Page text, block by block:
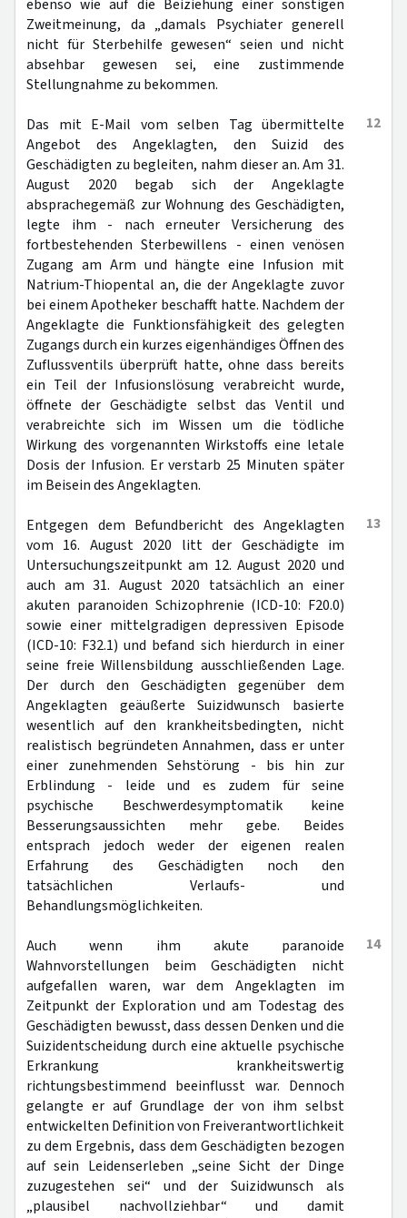
ebenso wie auf die Beiziehung einer sonstigen
Zweitmeinung, da „damals Psychiater generell
nicht für Sterbehilfe gewesen“ seien und nicht
absehbar gewesen sei, eine zustimmende
Stellungnahme zu bekommen.
12
Das mit E-Mail vom selben Tag übermittelte
Angebot des Angeklagten, den Suizid des
Geschädigten zu begleiten, nahm dieser an. Am 31.
August 2020 begab sich der Angeklagte
absprachegemäß zur Wohnung des Geschädigten,
legte ihm - nach erneuter Versicherung des
fortbestehenden Sterbewillens - einen venösen
Zugang am Arm und hängte eine Infusion mit
Natrium-Thiopental an, die der Angeklagte zuvor
bei einem Apotheker beschafft hatte. Nachdem der
Angeklagte die Funktionsfähigkeit des gelegten
Zugangs durch ein kurzes eigenhändiges Öffnen des
Zuflussventils überprüft hatte, ohne dass bereits
ein Teil der Infusionslösung verabreicht wurde,
öffnete der Geschädigte selbst das Ventil und
verabreichte sich im Wissen um die tödliche
Wirkung des vorgenannten Wirkstoffs eine letale
Dosis der Infusion. Er verstarb 25 Minuten später
im Beisein des Angeklagten.
13
Entgegen dem Befundbericht des Angeklagten
vom 16. August 2020 litt der Geschädigte im
Untersuchungszeitpunkt am 12. August 2020 und
auch am 31. August 2020 tatsächlich an einer
akuten paranoiden Schizophrenie (ICD-10: F20.0)
sowie einer mittelgradigen depressiven Episode
(ICD-10: F32.1) und befand sich hierdurch in einer
seine freie Willensbildung ausschließenden Lage.
Der durch den Geschädigten gegenüber dem
Angeklagten geäußerte Suizidwunsch basierte
wesentlich auf den krankheitsbedingten, nicht
realistisch begründeten Annahmen, dass er unter
einer zunehmenden Sehstörung - bis hin zur
Erblindung - leide und es zudem für seine
psychische Beschwerdesymptomatik keine
Besserungsaussichten mehr gebe. Beides
entsprach jedoch weder der eigenen realen
Erfahrung des Geschädigten noch den
tatsächlichen Verlaufs- und
Behandlungsmöglichkeiten.
14
Auch wenn ihm akute paranoide
Wahnvorstellungen beim Geschädigten nicht
aufgefallen waren, war dem Angeklagten im
Zeitpunkt der Exploration und am Todestag des
Geschädigten bewusst, dass dessen Denken und die
Suizidentscheidung durch eine aktuelle psychische
Erkrankung krankheitswertig
richtungsbestimmend beeinflusst war. Dennoch
gelangte er auf Grundlage der von ihm selbst
entwickelten Definition von Freiverantwortlichkeit
zu dem Ergebnis, dass dem Geschädigten bezogen
auf sein Leidenserleben „seine Sicht der Dinge
zuzugestehen sei“ und der Suizidwunsch als
„plausibel nachvollziehbar“ und damit